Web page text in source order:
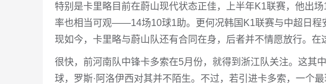
特别是卡里略目前在蔚山现代状态正佳，上半年K1联赛，他出
率也相当可观——14场10球1助。更何况韩国K1联赛与中超日程
现如今，卡里略与蔚山队还有合同在身，后者并不情愿放行。在
很快，前河南队中锋卡多索在5月份，就得到浙江队关注。这其
球，罗斯·阿洛伊西对其并不陌生。不过，若引进卡多索，一个